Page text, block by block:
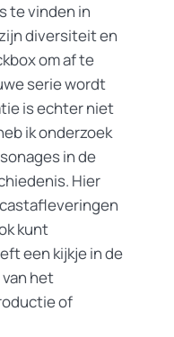
te vinden in
diversiteit en
om af te
serie wordt
is echter niet
ik onderzoek
in de
Hier
kunt
een kijkje in de
het
of